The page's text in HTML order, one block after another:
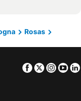
Rosas
Facebook
Twitter